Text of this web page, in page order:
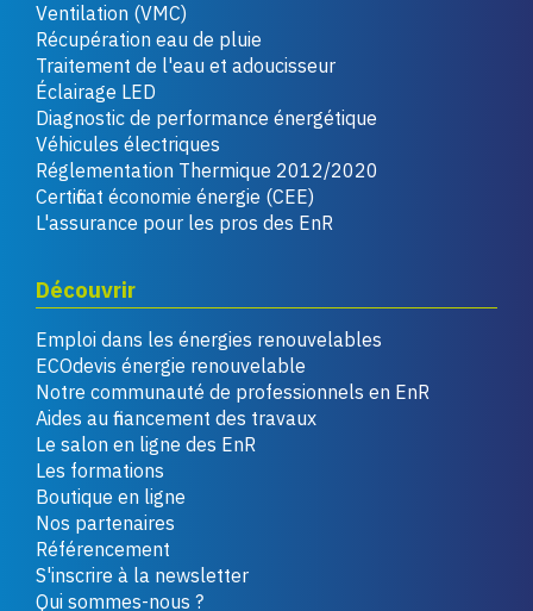
Ventilation (VMC)
Récupération eau de pluie
Traitement de l'eau et adoucisseur
Éclairage LED
Diagnostic de performance énergétique
Véhicules électriques
Réglementation Thermique 2012/2020
Certificat économie énergie (CEE)
L'assurance pour les pros des EnR
Découvrir
Emploi dans les énergies renouvelables
ECOdevis énergie renouvelable
Notre communauté de professionnels en EnR
Aides au financement des travaux
Le salon en ligne des EnR
Les formations
Boutique en ligne
Nos partenaires
Référencement
S'inscrire à la newsletter
Qui sommes-nous ?